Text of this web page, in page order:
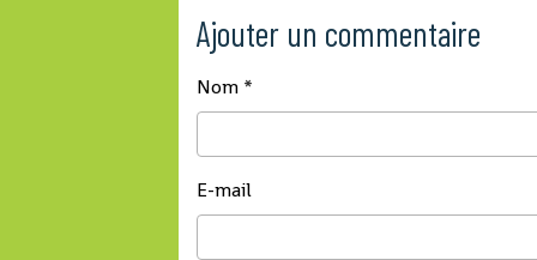
Ajouter un commentaire
Nom
E-mail